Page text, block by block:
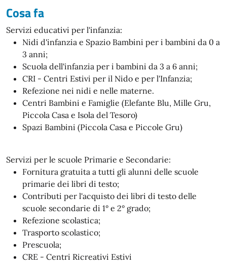
Cosa fa
Servizi educativi per l'infanzia:
Nidi d'infanzia e Spazio Bambini per i bambini da 0 a
3 anni;
Scuola dell'infanzia per i bambini da 3 a 6 anni;
CRI - Centri Estivi per il Nido e per l'Infanzia;
Refezione nei nidi e nelle materne.
Centri Bambini e Famiglie (Elefante Blu, Mille Gru,
Piccola Casa e Isola del Tesoro)
Spazi Bambini (Piccola Casa e Piccole Gru)
Servizi per le scuole Primarie e Secondarie:
Fornitura gratuita a tutti gli alunni delle scuole
primarie dei libri di testo;
Contributi per l'acquisto dei libri di testo delle
scuole secondarie di 1° e 2° grado;
Refezione scolastica;
Trasporto scolastico;
Prescuola;
CRE - Centri Ricreativi Estivi